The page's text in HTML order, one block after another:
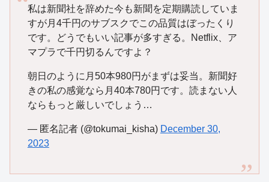
私は新聞社を辞めた今も新聞を定期購読していま
すが月4千円のサブスクでこの品質はぼったくり
です。どうでもいい記事が多すぎる。Netflix、ア
マプラで千円切るんですよ？
朝日のように月50本980円がまずは妥当。新聞好
きの私の感覚なら月40本780円です。読まない人
ならもっと厳しいでしょう…
— 匿名記者 (@tokumai_kisha) December 30,
2023